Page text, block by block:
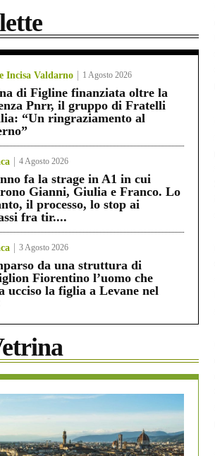
Incisa Valdarno 1 Agosto 2026
di Figline finanziata oltre la
Pnrr, il gruppo di Fratelli
“Un ringraziamento al
4 Agosto 2026
fa la strage in A1 in cui
Gianni, Giulia e Franco. Lo
il processo, lo stop ai
fra tir....
3 Agosto 2026
da una struttura di
Fiorentino l’uomo che
ucciso la figlia a Levane nel